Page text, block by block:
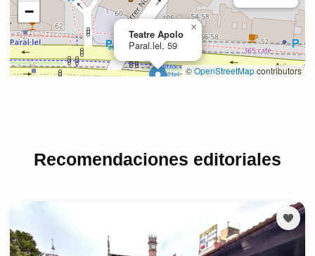
Recomendaciones editoriales